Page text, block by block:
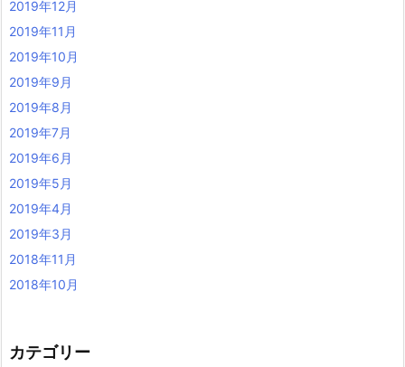
2019年12月
2019年11月
2019年10月
2019年9月
2019年8月
2019年7月
2019年6月
2019年5月
2019年4月
2019年3月
2018年11月
2018年10月
カテゴリー